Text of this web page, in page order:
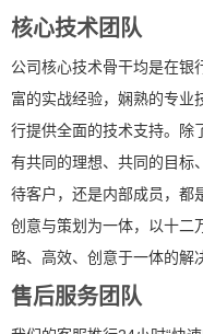
核心技术团队
公司核心技术骨干均是在银
富的实战经验，娴熟的专业
行提供全面的技术支持。除
有共同的理想、共同的目标
待客户，还是内部成员，都
创意与策划为一体，以十二
略、高效、创意于一体的解
售后服务团队